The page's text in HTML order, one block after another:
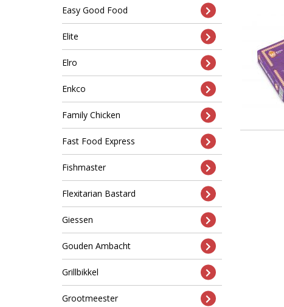
Easy Good Food
Elite
Elro
Enkco
Family Chicken
Fast Food Express
Fishmaster
Flexitarian Bastard
Giessen
Gouden Ambacht
Grillbikkel
Grootmeester